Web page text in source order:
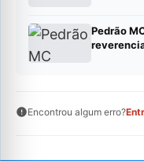
Pedrão
Encontrou algum erro?